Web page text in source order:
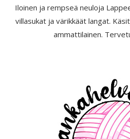
Iloinen ja rempseä neuloja
villasukat ja värikkäät langat.
ammattilainen.